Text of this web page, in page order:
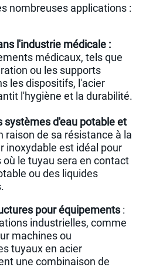
nombreuses applications :
l'industrie médicale :
médicaux, tels que
ou les supports
les dispositifs, l'acier
l'hygiène et la durabilité.
systèmes d'eau potable et
raison de sa résistance à la
inoxydable est idéal pour
où le tuyau sera en contact
ou des liquides
pour équipements:
industrielles, comme
machines ou
tuyaux en acier
une combinaison de